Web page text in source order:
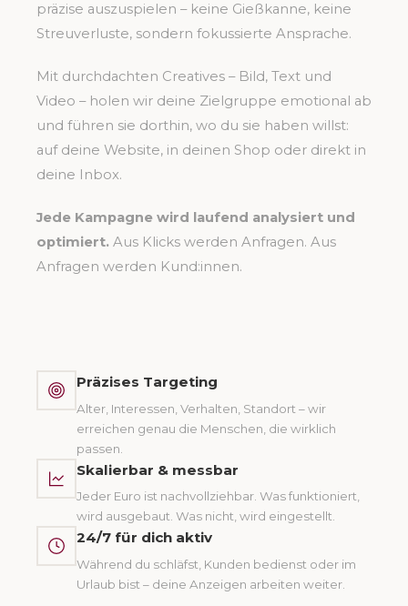
präzise auszuspielen – keine Gießkanne, keine
Streuverluste, sondern fokussierte Ansprache.
Mit durchdachten Creatives – Bild, Text und
Video – holen wir deine Zielgruppe emotional ab
und führen sie dorthin, wo du sie haben willst:
auf deine Website, in deinen Shop oder direkt in
deine Inbox.
Jede Kampagne wird laufend analysiert und
optimiert. Aus Klicks werden Anfragen. Aus
Anfragen werden Kund:innen.
Präzises Targeting
Alter, Interessen, Verhalten, Standort – wir
erreichen genau die Menschen, die wirklich
passen.
Skalierbar & messbar
Jeder Euro ist nachvollziehbar. Was funktioniert,
wird ausgebaut. Was nicht, wird eingestellt.
24/7 für dich aktiv
Während du schläfst, Kunden bedienst oder im
Urlaub bist – deine Anzeigen arbeiten weiter.